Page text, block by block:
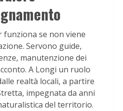
se non viene
Servono guide,
manutenzione dei
A Longi un ruolo
realtà locali, a partire
impegnata da anni
del territorio.